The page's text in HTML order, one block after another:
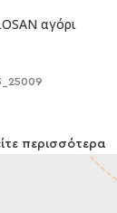
αγόρι
περισσότερα